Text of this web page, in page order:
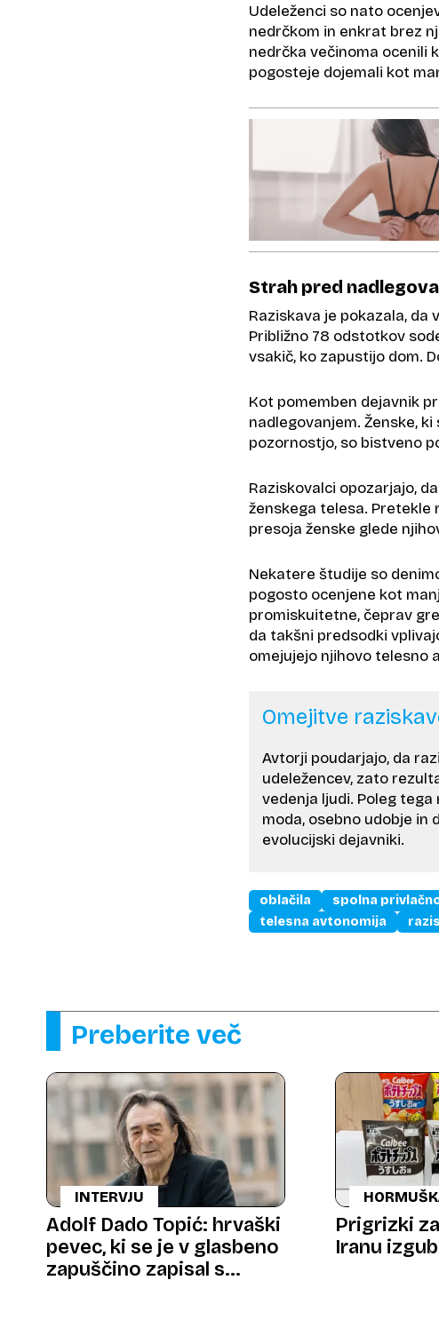
Udeleženci so nato
nedrčkom in enkrat brez
nedrčka večinoma ocenili
pogosteje dojemali kot
Strah pred
Raziskava je pokazala, da
Približno 78 odstotkov
vsakič, ko zapustijo dom.
Kot pomemben dejavnik
nadlegovanjem. Ženske,
pozornostjo, so bistveno
Raziskovalci opozarjajo,
ženskega telesa. Pretekle
presoja ženske glede
Nekatere študije so
pogosto ocenjene kot
promiskuitetne, čeprav
da takšni predsodki
omejujejo njihovo telesno
Omejitve
Avtorji poudarjajo, da
udeležencev, zato
vedenja ljudi. Poleg
moda, osebno udobje in
evolucijski dejavniki.
oblačila spolna
telesna avtonomija
Preberite več
INTERVJU
Adolf Dado Topić: hrvaški
pevec, ki se je v glasbeno
zapuščino zapisal s
Prigrizki
Iranu